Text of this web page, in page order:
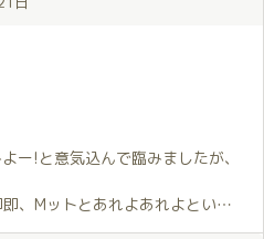
話などおしゃべりも楽しかっ
た時間でした。
ゃん💕
の喜びです。なかでも、ほのか
✨僕の一押しです✨✨
出会えたことが本当にありがた
衣装で嬉しかったです。
香さんの手はいつもより温かく
で優しくハグしてくれるととて
初に案内してくれた場所から移
うな天候でしたが、穂香さんの
ー!と意気込んで臨みましたが、
、Mットとあれよあれよという